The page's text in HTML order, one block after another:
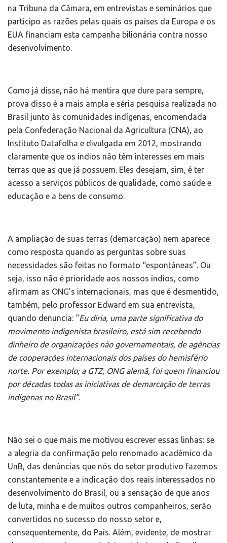
na Tribuna da Câmara, em entrevistas e seminários que
participo as razões pelas quais os países da Europa e os
EUA financiam esta campanha bilionária contra nosso
desenvolvimento.
Como já disse, não há mentira que dure para sempre,
prova disso é a mais ampla e séria pesquisa realizada no
Brasil junto às comunidades indígenas, encomendada
pela Confederação Nacional da Agricultura (CNA), ao
Instituto Datafolha e divulgada em 2012, mostrando
claramente que os índios não têm interesses em mais
terras que as que já possuem. Eles desejam, sim, é ter
acesso a serviços públicos de qualidade, como saúde e
educação e a bens de consumo.
A ampliação de suas terras (demarcação) nem aparece
como resposta quando as perguntas sobre suas
necessidades são feitas no formato “espontâneas”. Ou
seja, isso não é prioridade aos nossos índios, como
afirmam as ONG’s internacionais, mas que é desmentido,
também, pelo professor Edward em sua entrevista,
quando denuncia: “Eu diria, uma parte significativa do
movimento indigenista brasileiro, está sim recebendo
dinheiro de organizações não governamentais, de agências
de cooperações internacionais dos países do hemisfério
norte. Por exemplo; a GTZ, ONG alemã, foi quem financiou
por décadas todas as iniciativas de demarcação de terras
indígenas no Brasil”.
Não sei o que mais me motivou escrever essas linhas: se
a alegria da confirmação pelo renomado acadêmico da
UnB, das denúncias que nós do setor produtivo fazemos
constantemente e a indicação dos reais interessados no
desenvolvimento do Brasil, ou a sensação de que anos
de luta, minha e de muitos outros companheiros, serão
convertidos no sucesso do nosso setor e,
consequentemente, do País. Além, evidente, de mostrar